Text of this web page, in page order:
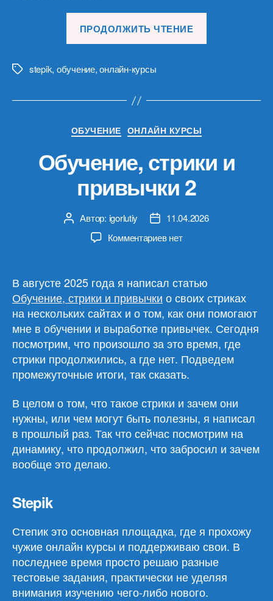
ПРОДОЛЖИТЬ ЧТЕНИЕ
Меткиstepik, обучение,онлайн-курсы
Рубрики
ОБУЧЕНИЕ ОНЛАЙН КУРСЫ
Обучение, стрики и
привычки 2
Автор
записи
Автор: igorlutiy
Дата11.04.2026
Комментариевк
и
привычки
2
нет
В августе 2025 года я написал статью
Обучение, стрики и привычки о своих стриках
на нескольких сайтах и о том, как они помогают
мне в обучении и выработке привычек. Сегодня
посмотрим, что произошло за это время, где
стрики продолжились, а где нет. Подведем
промежуточные итоги, так сказать.
В целом о том, что такое стрики и зачем они
нужны, или чем могут быть полезны, я написал
в прошлый раз. Так что сейчас посмотрим на
динамику, что продолжил, что забросил и зачем
вообще это делаю.
Stepik
Степик это основная площадка, где я прохожу
чужие онлайн курсы и поддерживаю свои. В
последнее время просто решаю разные
тестовые задания, практически не уделяя
внимания изучению чего-либо нового.